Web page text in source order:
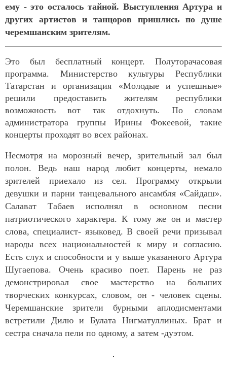
ему - это осталось тайной. Выступления Артура и
других артистов и танцоров пришлись по душе
черемшанским зрителям.
Это был бесплатный концерт. Полуторачасовая
программа. Министерство культуры Республики
Татарстан и организация «Молодые и успешные»
решили предоставить жителям республики
возможность вот так отдохнуть. По словам
администратора группы Ирины Фокеевой, такие
концерты проходят во всех районах.
Несмотря на морозный вечер, зрительный зал был
полон. Ведь наш народ любит концерты, немало
зрителей приехало из сел. Программу открыли
девушки и парни танцевального ансамбля «Сайдаш».
Салават Табаев исполнял в основном песни
патриотического характера. К тому же он и мастер
слова, специалист- языковед. В своей речи призывал
народы всех национальностей к миру и согласию.
Есть слух и способности и у выше указанного Артура
Шугаепова. Очень красиво поет. Парень не раз
демонстрировал свое мастерство на больших
творческих конкурсах, словом, он - человек сцены.
Черемшанские зрители бурными аплодисментами
встретили Дилю и Булата Нигматуллиных. Брат и
сестра сначала пели по одному, а затем -дуэтом.